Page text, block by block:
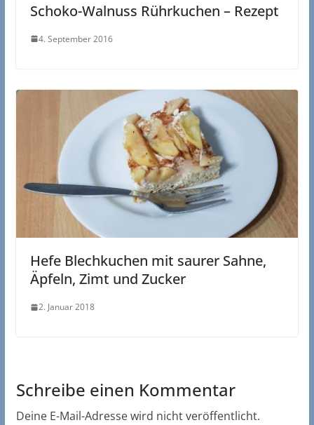
Schoko-Walnuss Rührkuchen – Rezept
4. September 2016
Hefe Blechkuchen mit saurer Sahne,
Äpfeln, Zimt und Zucker
2. Januar 2018
Schreibe einen Kommentar
Deine E-Mail-Adresse wird nicht veröffentlicht.